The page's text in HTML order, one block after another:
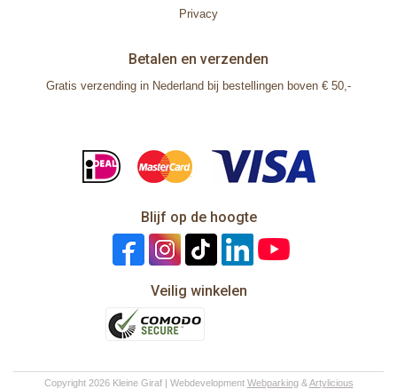
Privacy
Betalen en verzenden
Gratis verzending in Nederland bij bestellingen boven € 50,-
Blijf op de hoogte
Veilig winkelen
Copyright 2026 Kleine Giraf | Webdevelopment Webparking&Artylicious